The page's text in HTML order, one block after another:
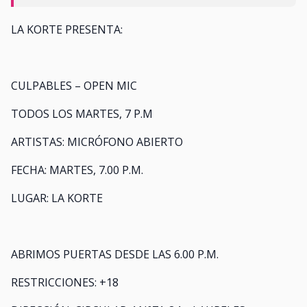
LA KORTE PRESENTA:
CULPABLES – OPEN MIC
TODOS LOS MARTES, 7 P.M
ARTISTAS: MICRÓFONO ABIERTO
FECHA: MARTES, 7.00 P.M.
LUGAR: LA KORTE
ABRIMOS PUERTAS DESDE LAS 6.00 P.M.
RESTRICCIONES: +18